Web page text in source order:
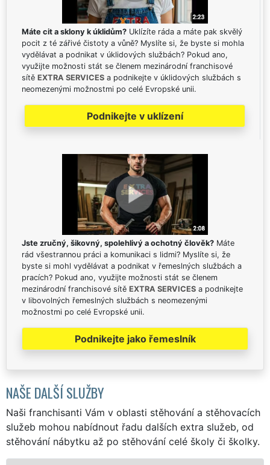
Máte cit a sklony k úklidům? Uklízíte ráda a máte pak skvělý
pocit z té zářivé čistoty a vůně? Myslíte si, že byste si mohla
vydělávat a podnikat v úklidových službách? Pokud ano,
využijte možnosti stát se členem mezinárodní franchisové
sítě EXTRA SERVICES a podnikejte v úklidových službách s
neomezenými možnostmi po celé Evropské unii.
Podnikejte v uklízení
Jste zručný, šikovný, spolehlivý a ochotný člověk? Máte
rád všestrannou práci a komunikaci s lidmi? Myslíte si, že
byste si mohl vydělávat a podnikat v řemeslných službách a
pracích? Pokud ano, využijte možnosti stát se členem
mezinárodní franchisové sítě EXTRA SERVICES a podnikejte
v libovolných řemeslných službách s neomezenými
možnostmi po celé Evropské unii.
Podnikejte jako řemeslník
NAŠE DALŠÍ SLUŽBY
Naši franchisanti Vám v oblasti stěhování a stěhovacích
služeb mohou nabídnout řadu dalších extra služeb, od
stěhování nábytku až po stěhování celé školy či školky.